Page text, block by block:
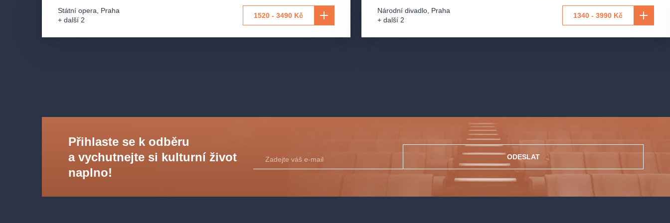
mnoha ocenění včetně tří Oscarů. Radostné chvilky v zábavním
parku snadno naruší špatné rozhodnutí a vliv hospodářské krize.
Státní opera
Praha
+ další 2
1520 - 3490 Kč
Národní divadlo Praha
+ další 2
1340 - 3990 Kč
Přihlaste se k odběru
a vychutnejte si kulturní život
naplno!
ODESLAT